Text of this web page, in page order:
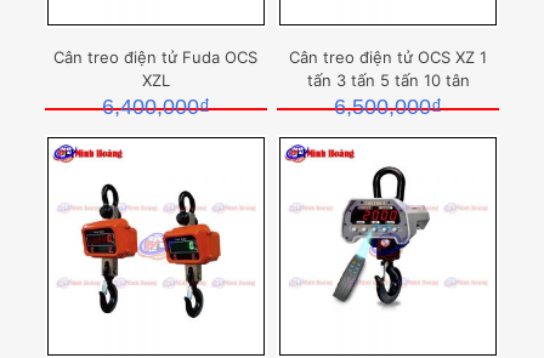
Cân treo điện tử Fuda OCS
XZL
6,400,000₫
Cân treo điện tử OCS XZ 1
tấn 3 tấn 5 tấn 10 tân
6,500,000₫